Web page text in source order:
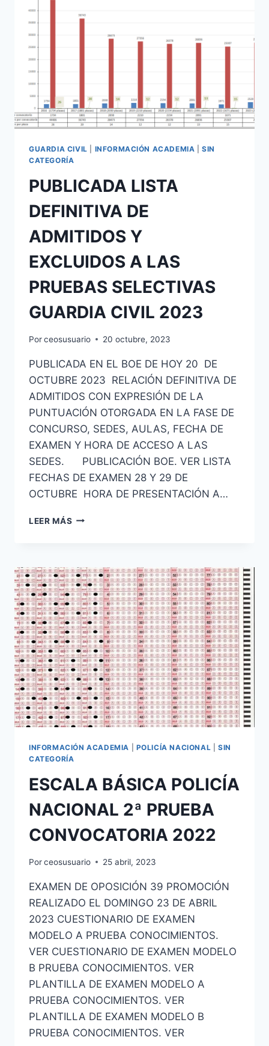
GUARDIA
GUARDIA CIVIL INFORMACIÓN ACADEMIA |SIN
CATEGORÍA
PUBLICADA LISTA
DEFINITIVA DE
ADMITIDOS Y
EXCLUIDOS A LAS
PRUEBAS SELECTIVAS
GUARDIA CIVIL 2023
Porceosusuario 20 octubre, 2023
PUBLICADA EN EL BOE DE HOY 20 DE
OCTUBRE 2023 RELACIÓN DEFINITIVA DE
ADMITIDOS CON EXPRESIÓN DE LA
PUNTUACIÓN OTORGADA EN LA FASE DE
CONCURSO, SEDES, AULAS, FECHA DE
EXAMEN Y HORA DE ACCESO A LAS
SEDES. PUBLICACIÓN BOE. VER LISTA
FECHAS DE EXAMEN 28 Y 29 DE
OCTUBRE HORA DE PRESENTACIÓN A…
LEER MÁS PUBLICADA
ADMITIDOS
Y
EXCLUIDOS
A
LAS
PRUEBAS
SELECTIVAS
GUARDIA
CIVIL
2023
INFORMACIÓN ACADEMIA POLICÍA NACIONAL |SIN
CATEGORÍA
ESCALA BÁSICA POLICÍA
NACIONAL 2ª PRUEBA
CONVOCATORIA 2022
Porceosusuario 25 abril, 2023
EXAMEN DE OPOSICIÓN 39 PROMOCIÓN
REALIZADO EL DOMINGO 23 DE ABRIL
2023 CUESTIONARIO DE EXAMEN
MODELO A PRUEBA CONOCIMIENTOS.
VER CUESTIONARIO DE EXAMEN MODELO
B PRUEBA CONOCIMIENTOS. VER
PLANTILLA DE EXAMEN MODELO A
PRUEBA CONOCIMIENTOS. VER
PLANTILLA DE EXAMEN MODELO B
PRUEBA CONOCIMIENTOS. VER